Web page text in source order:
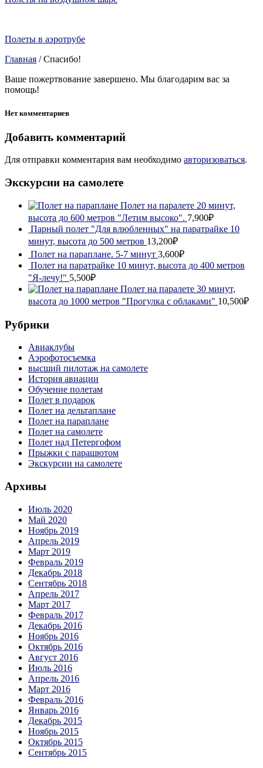
Полеты в аэротрубе
Главная / Спасибо!
Ваше пожертвование завершено. Мы благодарим вас за
помощь!
Нет комментариев
Добавить комментарий
Для отправки комментария вам необходимо авторизоваться.
Экскурсии на самолете
Полет на паралете 20 минут,
высота до 600 метров "Летим высоко". 7,900₽
Парный полет "Для влюбленных" на паратрайке 10
минут, высота до 500 метров 13,200₽
Полет на параплане. 5-7 минут 3,600₽
Полет на паратрайке 10 минут, высота до 400 метров
"Я-лечу!" 5,500₽
Полет на паралете 30 минут,
высота до 1000 метров "Прогулка с облаками" 10,500₽
Рубрики
Авиаклубы
Аэрофотосъемка
высший пилотаж на самолете
История авиации
Обучение полетам
Полет в подарок
Полет на дельтаплане
Полет на параплане
Полет на самолете
Полет над Петергофом
Прыжки с парашютом
Экскурсии на самолете
Архивы
Июль 2020
Май 2020
Ноябрь 2019
Апрель 2019
Март 2019
Февраль 2019
Декабрь 2018
Сентябрь 2018
Апрель 2017
Март 2017
Февраль 2017
Декабрь 2016
Ноябрь 2016
Октябрь 2016
Август 2016
Июль 2016
Апрель 2016
Март 2016
Февраль 2016
Январь 2016
Декабрь 2015
Ноябрь 2015
Октябрь 2015
Сентябрь 2015